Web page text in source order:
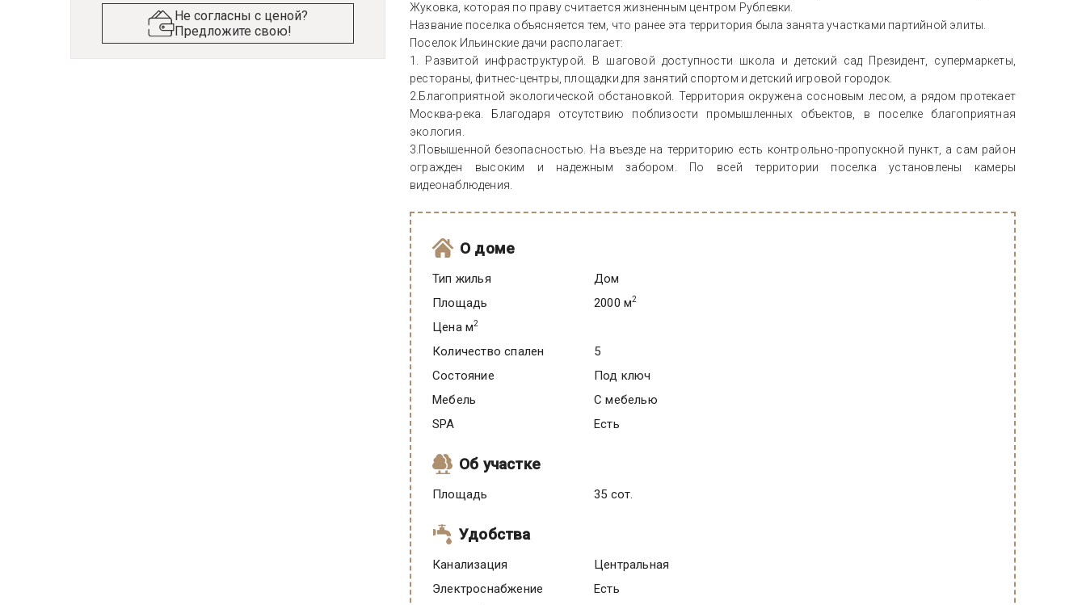
Не согласны с ценой?
Предложите свою!
Жуковка, которая по праву считается жизненным центром Рублевки.
Название поселка объясняется тем, что ранее эта территория была занята участками партийной элиты.
Поселок Ильинские дачи располагает:
1. Развитой инфраструктурой. В шаговой доступности школа и детский сад Президент, супермаркеты,
рестораны, фитнес-центры, площадки для занятий спортом и детский игровой городок.
2.Благоприятной экологической обстановкой. Территория окружена сосновым лесом, а рядом протекает
Москва-река. Благодаря отсутствию поблизости промышленных объектов, в поселке благоприятная
экология.
3.Повышенной безопасностью. На въезде на территорию есть контрольно-пропускной пункт, а сам район
огражден высоким и надежным забором. По всей территории поселка установлены камеры
видеонаблюдения.
О доме
Тип жилья
Дом
Площадь
2000 м2
Цена м2
Количество спален
5
Состояние
под ключ
Мебель
C мебелью
SPA
есть
Об участке
Площадь 35 сот.
Удобства
Канализация
Центральная
Электроснабжение
есть